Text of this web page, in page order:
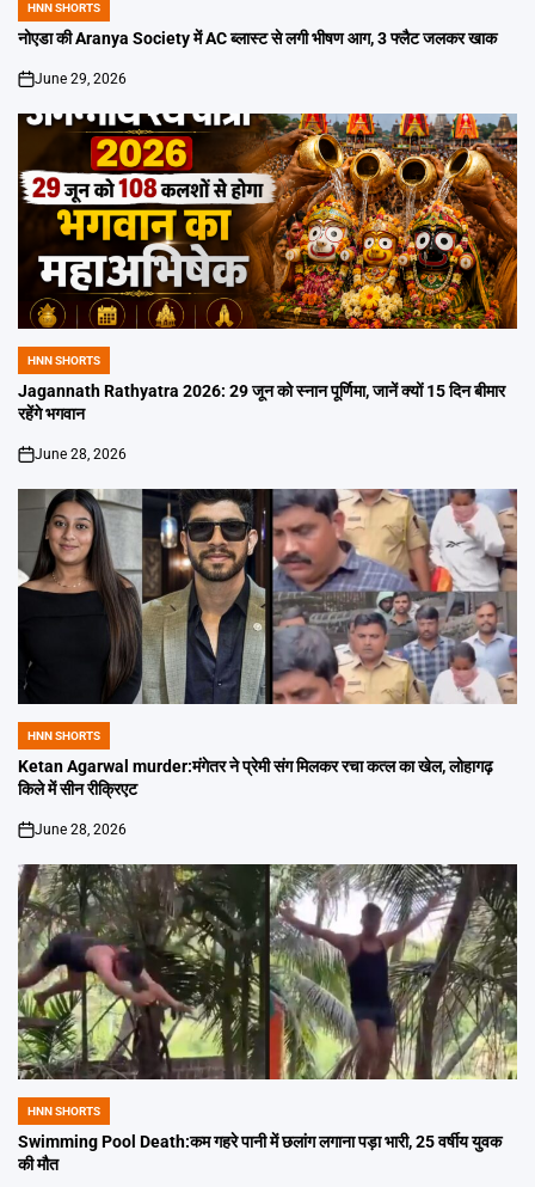
POSTED
IN
HNN SHORTS
नोएडा की Aranya Society में AC ब्लास्ट से लगी भीषण आग, 3 फ्लैट जलकर खाक
on
June 29, 2026
POSTED
IN
HNN SHORTS
Jagannath Rathyatra 2026: 29 जून को स्नान पूर्णिमा, जानें क्यों 15 दिन बीमार
रहेंगे भगवान
on
June 28, 2026
POSTED
IN
HNN SHORTS
Ketan Agarwal murder:मंगेतर ने प्रेमी संग मिलकर रचा कत्ल का खेल, लोहागढ़
किले में सीन रीक्रिएट
on
June 28, 2026
POSTED
IN
HNN SHORTS
Swimming Pool Death:कम गहरे पानी में छलांग लगाना पड़ा भारी, 25 वर्षीय युवक
की मौत